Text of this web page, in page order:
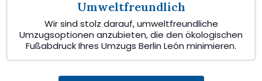
Umweltfreundlich
Wir sind stolz darauf, umweltfreundliche
Umzugsoptionen anzubieten, die den ökologischen
Fußabdruck Ihres Umzugs Berlin León minimieren.